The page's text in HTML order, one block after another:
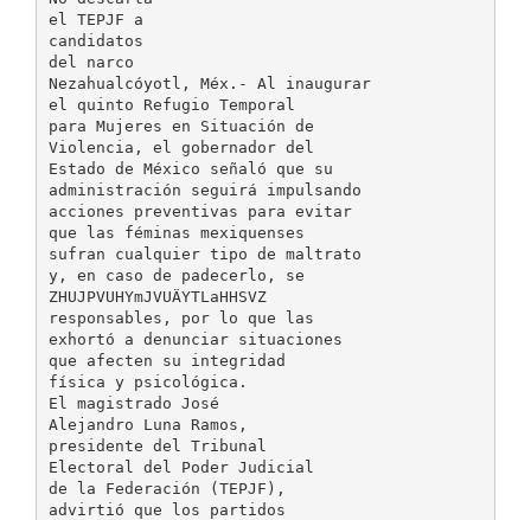
el TEPJF a
candidatos
del narco
Nezahualcóyotl, Méx.- Al inaugurar
el quinto Refugio Temporal
para Mujeres en Situación de
Violencia, el gobernador del
Estado de México señaló que su
administración seguirá impulsando
acciones preventivas para evitar
que las féminas mexiquenses
sufran cualquier tipo de maltrato
y, en caso de padecerlo, se
ZHUJPVUHYmJVUÄYTLaHHSVZ
responsables, por lo que las
exhortó a denunciar situaciones
que afecten su integridad
física y psicológica.
El magistrado José
Alejandro Luna Ramos,
presidente del Tribunal
Electoral del Poder Judicial
de la Federación (TEPJF),
advirtió que los partidos